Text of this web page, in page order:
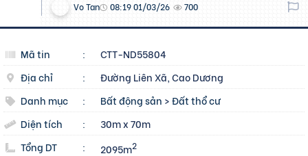
Vo Tan 08:19 01/03/26 700
Mã tin :
CTT-ND55804
Địa chỉ
:
Đường Liên Xã, Cao Dương
Danh mục
: Bất động sản >Đất thổ cư
Diện tích
:
30m x 70m
Tổng DT
: 2095m2